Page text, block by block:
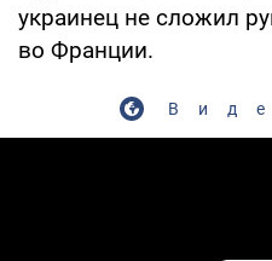
украинец не сложил
во Франции.